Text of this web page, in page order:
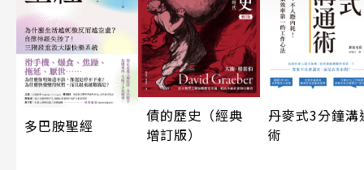
多巴胺聖經
債的歷史（經典
增訂版）
丹麥式3分鐘溝
術